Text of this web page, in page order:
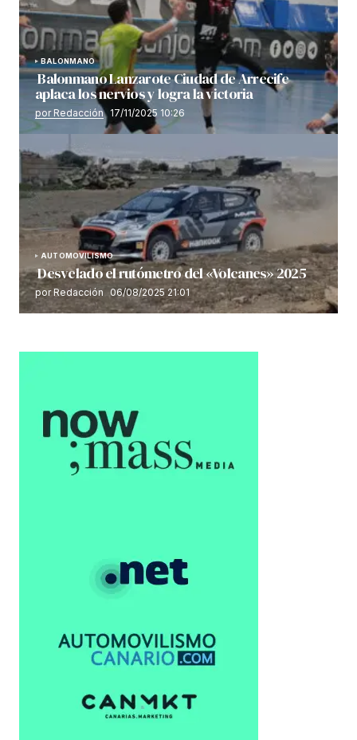
BALONMANO
Balonmano Lanzarote Ciudad de Arrecife
aplaca los nervios y logra la victoria
por Redacción 17/11/2025 10:26
AUTOMOVILISMO
Desvelado el rutómetro del «Volcanes» 2025
por Redacción 06/08/2025 21:01